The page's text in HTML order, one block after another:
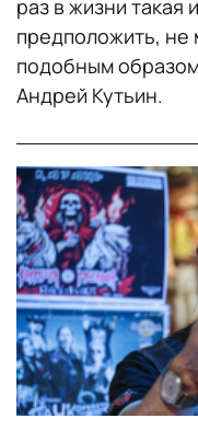
раз в жизни
предположить, не
подобным
Андрей Кутьин.